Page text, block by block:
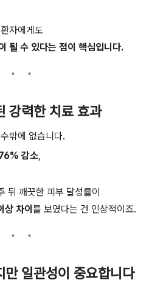
자에게도
될 수 있다는 점이 핵심입니다.
강력한 치료 효과
밖에 없습니다.
감소,
뒤 깨끗한 피부 달성률이
차이 를 보였다는 건 인상적이죠.
일관성이 중요합니다